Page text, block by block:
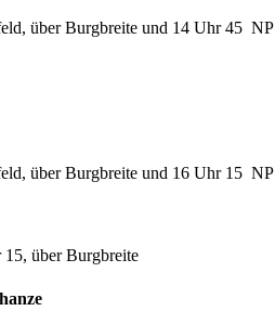
über Burgbreite und 14 Uhr 45 NP
über Burgbreite und 16 Uhr 15 NP
über Burgbreite